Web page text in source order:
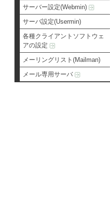
サーバー設定(Webmin)
サーバ設定(Usermin)
各種クライアントソフトウェ
アの設定
メーリングリスト(Mailman)
メール専用サーバ